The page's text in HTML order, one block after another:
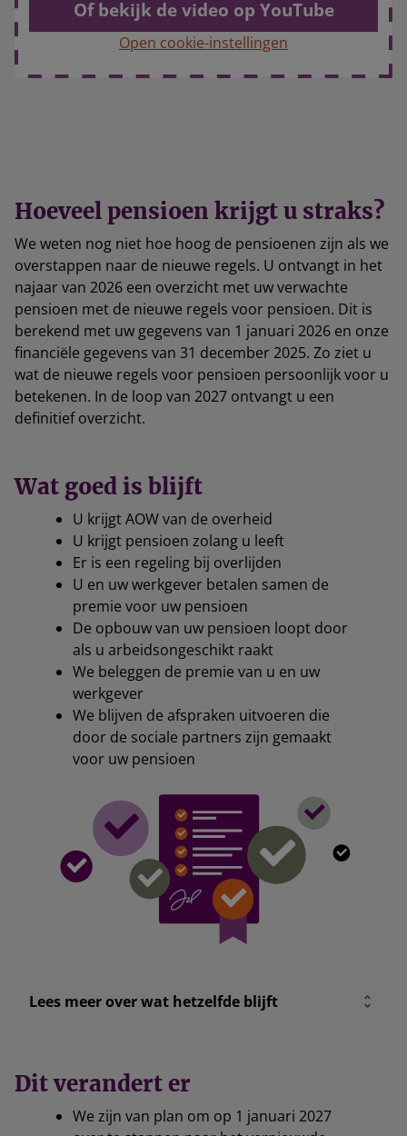
Of bekijk de video op YouTube
Open cookie-instellingen
Hoeveel pensioen krijgt u straks?
We weten nog niet hoe hoog de pensioenen zijn als we
overstappen naar de nieuwe regels. U ontvangt in het
najaar van 2026 een overzicht met uw verwachte
pensioen met de nieuwe regels voor pensioen. Dit is
berekend met uw gegevens van 1 januari 2026 en onze
financiële gegevens van 31 december 2025. Zo ziet u
wat de nieuwe regels voor pensioen persoonlijk voor u
betekenen. In de loop van 2027 ontvangt u een
definitief overzicht.
Wat goed is blijft
U krijgt AOW van de overheid
U krijgt pensioen zolang u leeft
Er is een regeling bij overlijden
U en uw werkgever betalen samen de
premie voor uw pensioen
De opbouw van uw pensioen loopt door
als u arbeidsongeschikt raakt
We beleggen de premie van u en uw
werkgever
We blijven de afspraken uitvoeren die
door de sociale partners zijn gemaakt
voor uw pensioen
Lees meer over wat hetzelfde blijft
Dit verandert er
We zijn van plan om op 1 januari 2027